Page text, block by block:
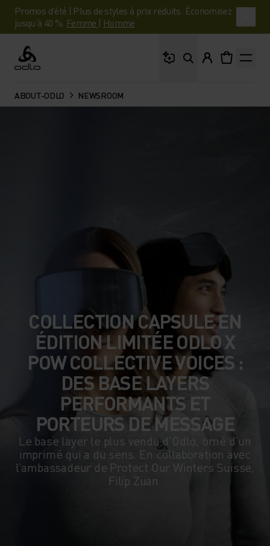
Promos d'été | Plus de styles à prix réduits. Économisez
jusqu'à 40 %. Femme | Homme
Odlo
ABOUT-ODLO NEWSROOM
COLLECTION CAPSULE EN
ÉDITION LIMITÉE ODLO X
POW COLLECTIVE VOICES :
DES BASE LAYERS
PERFORMANTS ET
PORTEURS DE MESSAGE
Le base layer le plus vendu d’Odlo, orné d’un
imprimé qui a du sens. En collaboration avec
l’ambassadeur de Protect Our Winters Suisse,
Filip Zuan.